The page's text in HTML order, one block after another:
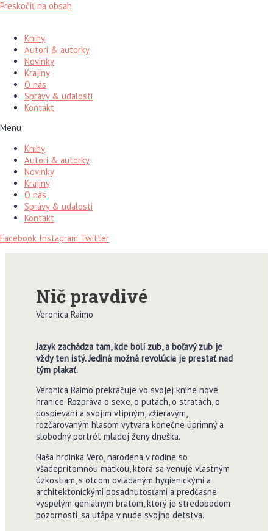
Preskočiť na obsah
Knihy
Autori & autorky
Novinky
Krajiny
O nás
Správy & udalosti
Kontakt
Menu
Knihy
Autori & autorky
Novinky
Krajiny
O nás
Správy & udalosti
Kontakt
Facebook Instagram Twitter
Nič pravdivé
Veronica Raimo
Jazyk zachádza tam, kde bolí zub, a boľavý zub je
vždy ten istý. Jediná možná revolúcia je prestať nad
tým plakať.
Veronica Raimo prekračuje vo svojej knihe nové
hranice. Rozpráva o sexe, o putách, o stratách, o
dospievaní a svojím vtipným, zžieravým,
rozčarovaným hlasom vytvára konečne úprimný a
slobodný portrét mladej ženy dneška.
Naša hrdinka Vero, narodená v rodine so
všadeprítomnou matkou, ktorá sa venuje vlastným
úzkostiam, s otcom ovládaným hygienickými a
architektonickými posadnutosťami a predčasne
vyspelým geniálnym bratom, ktorý je stredobodom
pozornosti, sa utápa v nude svojho detstva.